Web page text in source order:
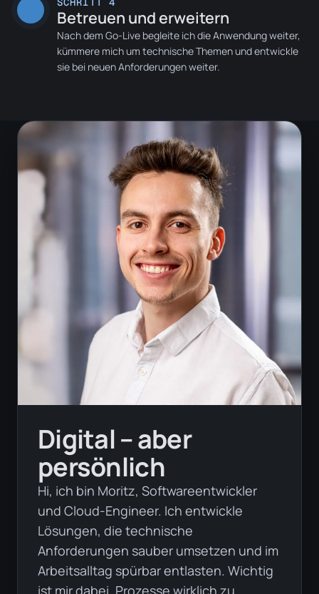
Betreuen und erweitern
Nach dem Go-Live begleite ich die Anwendung weiter,
kümmere mich um technische Themen und entwickle
sie bei neuen Anforderungen weiter.
Digital – aber
persönlich
Hi, ich bin Moritz, Softwareentwickler
und Cloud-Engineer. Ich entwickle
Lösungen, die technische
Anforderungen sauber umsetzen und im
Arbeitsalltag spürbar entlasten. Wichtig
ist mir dabei, Prozesse wirklich zu